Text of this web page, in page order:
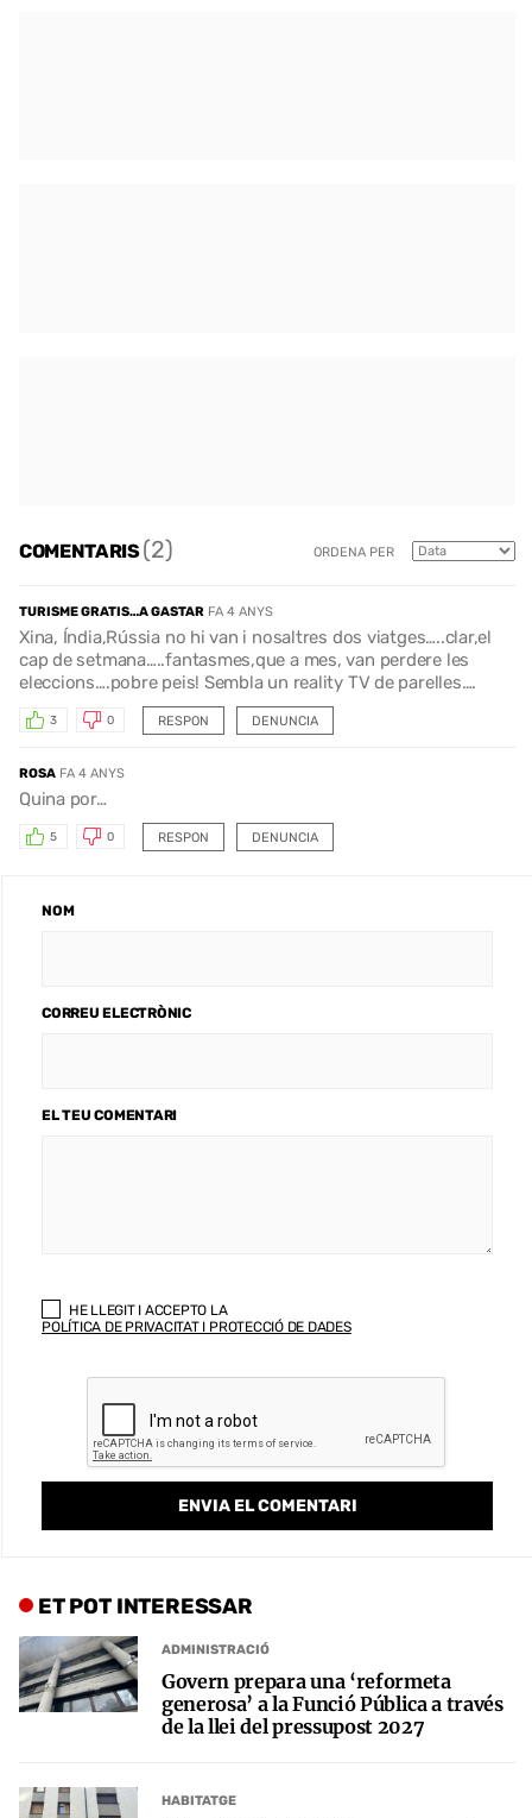
COMENTARIS(2) ORDENA PER
TURISME GRATIS…A GASTAR FA 4 ANYS
Xina, Índia,Rússia no hi van i nosaltres dos viatges…..clar,el
cap de setmana…..fantasmes,que a mes, van perdere les
eleccions….pobre peis! Sembla un reality TV de parelles….
RESPON
3 0 DENUNCIA
ROSA FA 4 ANYS
Quina por…
RESPON
5 0 DENUNCIA
NOM
CORREU ELECTRÒNIC
EL TEU COMENTARI
HE LLEGIT I ACCEPTO LA
POLÍTICA DE PRIVACITAT I PROTECCIÓ DE DADES
ET POT INTERESSAR
ADMINISTRACIÓ
Govern prepara una ‘reformeta
generosa’ a la Funció Pública a través
de la llei del pressupost 2027
HABITATGE